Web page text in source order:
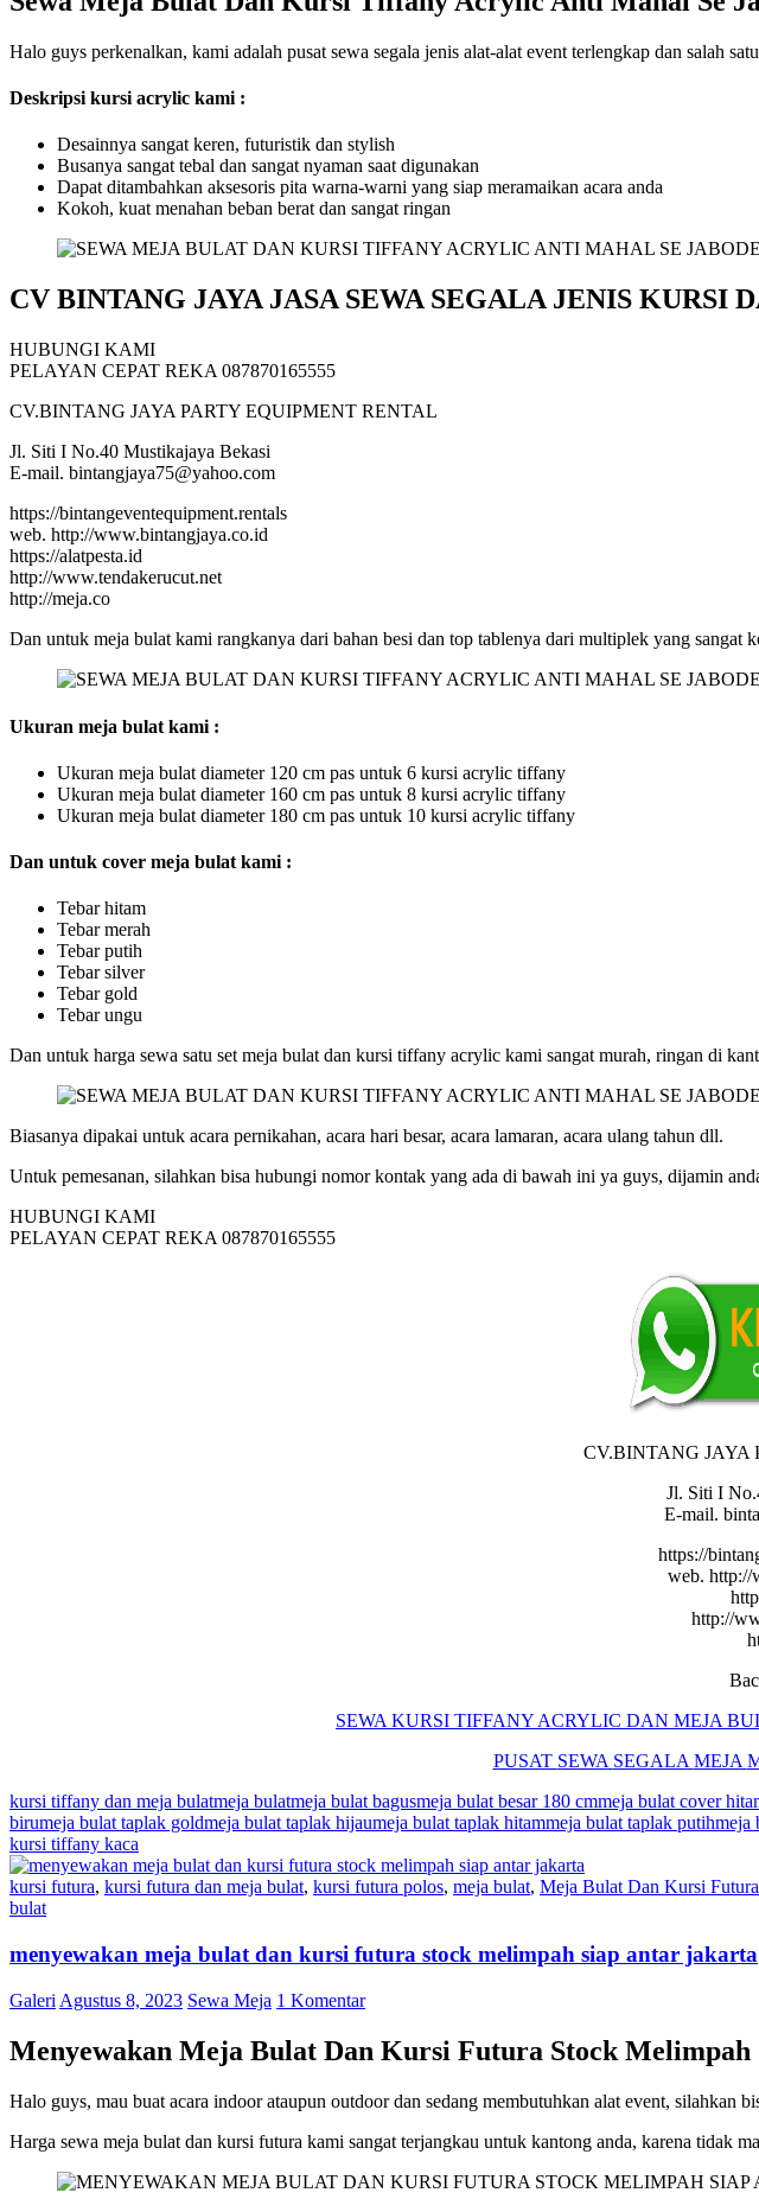
Halo guys perkenalkan, kami adalah pusat sewa segala jenis alat-alat event terlengkap dan salah
Deskripsi kursi acrylic kami :
Desainnya sangat keren, futuristik dan stylish
Busanya sangat tebal dan sangat nyaman saat digunakan
Dapat ditambahkan aksesoris pita warna-warni yang siap meramaikan acara anda
Kokoh, kuat menahan beban berat dan sangat ringan
CV BINTANG JAYA JASA SEWA SEGALA JENIS KURSI
HUBUNGI KAMI
PELAYAN CEPAT REKA 087870165555
CV.BINTANG JAYA PARTY EQUIPMENT RENTAL
Jl. Siti I No.40 Mustikajaya Bekasi
E-mail. bintangjaya75@yahoo.com
https://bintangeventequipment.rentals
web. http://www.bintangjaya.co.id
https://alatpesta.id
http://www.tendakerucut.net
http://meja.co
Dan untuk meja bulat kami rangkanya dari bahan besi dan top tablenya dari multiplek yang sangat
Ukuran meja bulat kami :
Ukuran meja bulat diameter 120 cm pas untuk 6 kursi acrylic tiffany
Ukuran meja bulat diameter 160 cm pas untuk 8 kursi acrylic tiffany
Ukuran meja bulat diameter 180 cm pas untuk 10 kursi acrylic tiffany
Dan untuk cover meja bulat kami :
Tebar hitam
Tebar merah
Tebar putih
Tebar silver
Tebar gold
Tebar ungu
Dan untuk harga sewa satu set meja bulat dan kursi tiffany acrylic kami sangat murah, ringan di
Biasanya dipakai untuk acara pernikahan, acara hari besar, acara lamaran, acara ulang tahun dll.
Untuk pemesanan, silahkan bisa hubungi nomor kontak yang ada di bawah ini ya guys, dijamin
HUBUNGI KAMI
PELAYAN CEPAT REKA 087870165555
CV.BINTANG JAYA
Jl. Siti I
E-mail.
https://
web. http://
http://
SEWA KURSI TIFFANY ACRYLIC DAN MEJA
PUSAT SEWA SEGALA MEJA
kursi tiffany dan meja bulatmeja bulatmeja bulat bagusmeja bulat besar 180 cmmeja bulat cover
birumeja bulat taplak goldmeja bulat taplak hijaumeja bulat taplak hitammeja bulat taplak putihmeja
kursi tiffany kaca
kursi futura, kursi futura dan meja bulat, kursi futura polos, meja bulat, Meja Bulat Dan Kursi Futura
bulat
menyewakan meja bulat dan kursi futura stock melimpah siap antar jakarta
Galeri Agustus 8, 2023 Sewa Meja 1 Komentar
Menyewakan Meja Bulat Dan Kursi Futura Stock
Halo guys, mau buat acara indoor ataupun outdoor dan sedang membutuhkan alat event,
Harga sewa meja bulat dan kursi futura kami sangat terjangkau untuk kantong anda, karena tidak